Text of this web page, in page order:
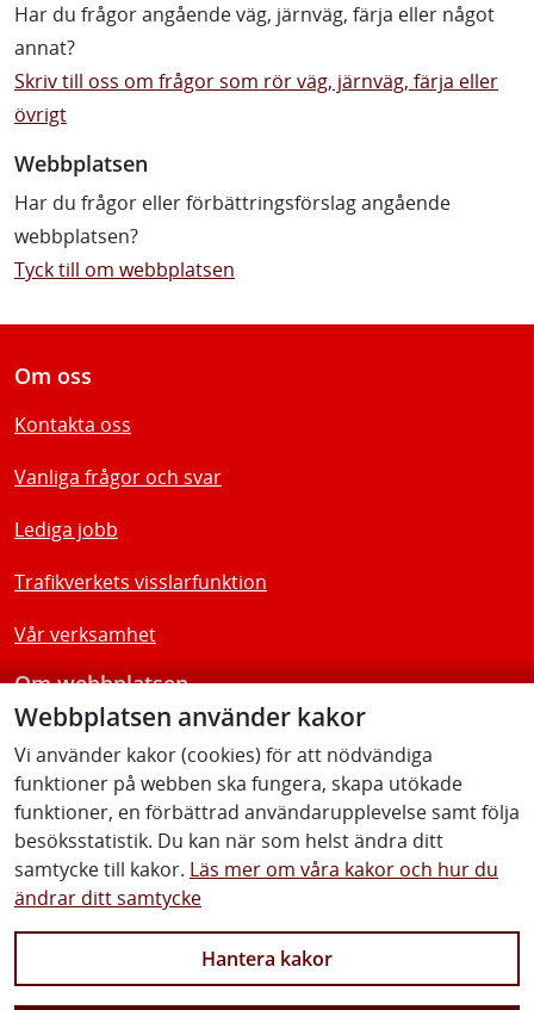
Webbplatsen använder kakor
Vi använder kakor (cookies) för att nödvändiga
funktioner på webben ska fungera, skapa utökade
funktioner, en förbättrad användarupplevelse samt följa
besöksstatistik. Du kan när som helst ändra ditt
samtycke till kakor. Läs mer om våra kakor och hur du
ändrar ditt samtycke
Hantera kakor
Har du frågor angående väg, järnväg, färja eller något
annat?
Skriv till oss om frågor som rör väg, järnväg, färja eller
övrigt
Webbplatsen
Har du frågor eller förbättringsförslag angående
webbplatsen?
Tyck till om webbplatsen
Om oss
Kontakta oss
Vanliga frågor och svar
Lediga jobb
Trafikverkets visslarfunktion
Vår verksamhet
Om webbplatsen
Tillgänglighetsredogörelse
Följ oss
Facebook Youtube